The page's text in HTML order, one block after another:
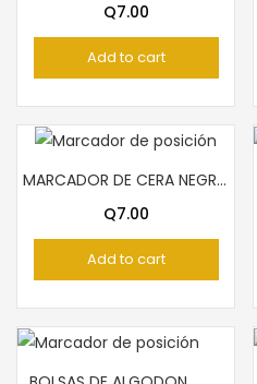
Q7.00
Add to cart
MARCADOR DE CERA NEGRO PELICAN
Q7.00
Add to cart